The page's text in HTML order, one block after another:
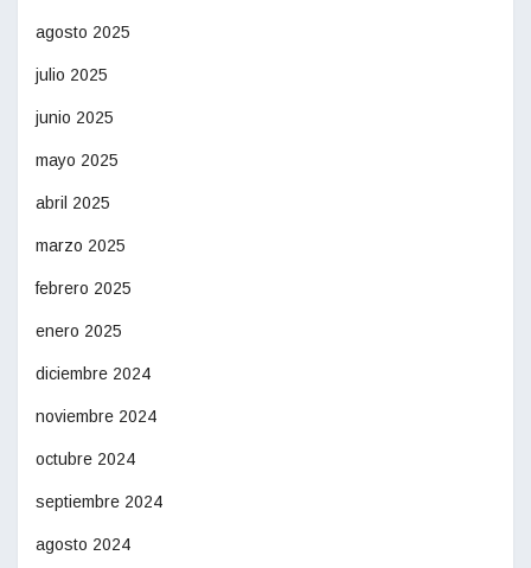
agosto 2025
julio 2025
junio 2025
mayo 2025
abril 2025
marzo 2025
febrero 2025
enero 2025
diciembre 2024
noviembre 2024
octubre 2024
septiembre 2024
agosto 2024